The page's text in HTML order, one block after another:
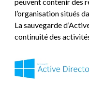
l’organisation situés
La sauvegarde
continuité des